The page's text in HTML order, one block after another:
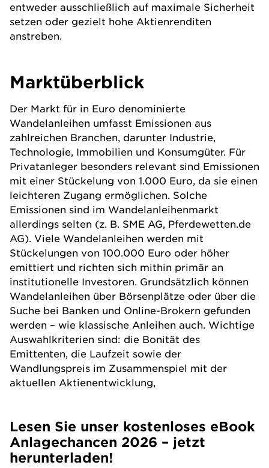
entweder ausschließlich auf maximale Sicherheit
setzen oder gezielt hohe Aktienrenditen
anstreben.
Marktüberblick
Der Markt für in Euro denominierte
Wandelanleihen umfasst Emissionen aus
zahlreichen Branchen, darunter Industrie,
Technologie, Immobilien und Konsumgüter. Für
Privatanleger besonders relevant sind Emissionen
mit einer Stückelung von 1.000 Euro, da sie einen
leichteren Zugang ermöglichen. Solche
Emissionen sind im Wandelanleihenmarkt
allerdings selten (z. B. SME AG, Pferdewetten.de
AG). Viele Wandelanleihen werden mit
Stückelungen von 100.000 Euro oder höher
emittiert und richten sich mithin primär an
institutionelle Investoren. Grundsätzlich können
Wandelanleihen über Börsenplätze oder über die
Suche bei Banken und Online-Brokern gefunden
werden – wie klassische Anleihen auch. Wichtige
Auswahlkriterien sind: die Bonität des
Emittenten, die Laufzeit sowie der
Wandlungspreis im Zusammenspiel mit der
aktuellen Aktienentwicklung,
Lesen Sie unser kostenloses eBook
Anlagechancen 2026 – jetzt
herunterladen!